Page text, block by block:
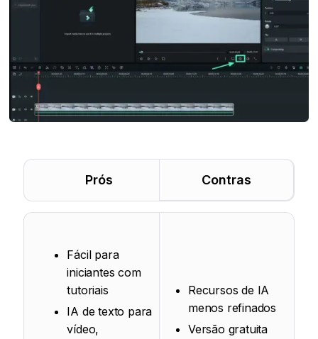
Prós Contras
Fácil para
iniciantes com
tutoriais
IA de texto para
vídeo,
Recursos de IA
menos refinados
Versão gratuita